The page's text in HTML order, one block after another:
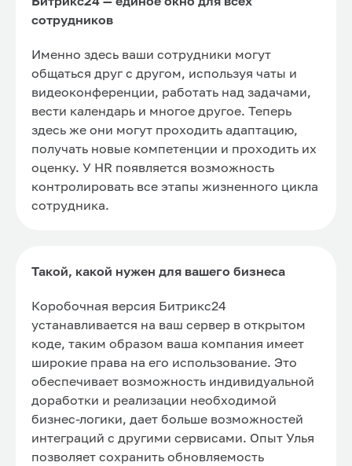
сотрудников
Именно здесь ваши сотрудники могут
общаться друг с другом, используя чаты и
видеоконференции, работать над задачами,
вести календарь и многое другое. Теперь
здесь же они могут проходить адаптацию,
получать новые компетенции и проходить их
оценку. У HR появляется возможность
контролировать все этапы жизненного цикла
сотрудника.
Такой, какой нужен для вашего бизнеса
Коробочная версия Битрикс24
устанавливается на ваш сервер в открытом
коде, таким образом ваша компания имеет
широкие права на его использование. Это
обеспечивает возможность индивидуальной
доработки и реализации необходимой
бизнес-логики, дает больше возможностей
интеграций с другими сервисами. Опыт Улья
позволяет сохранить обновляемость